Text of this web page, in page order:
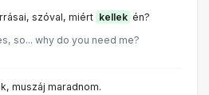
szóval, miért kellek én?
so... why do you need me?
muszáj maradnom.